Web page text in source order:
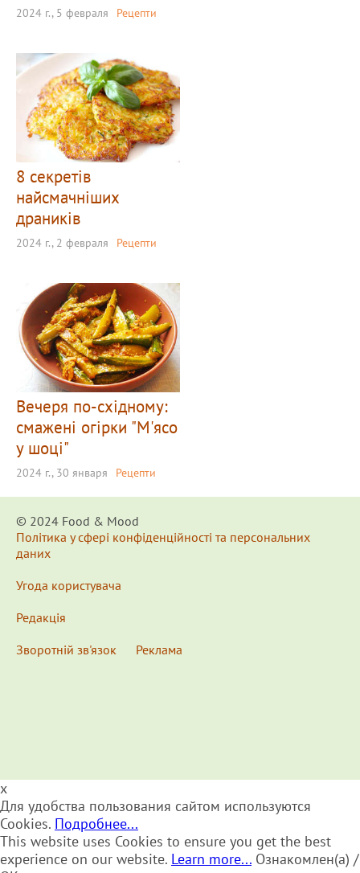
2024 г., 5 февраля Рецепти
8 секретів
найсмачніших
драників
2024 г., 2 февраля Рецепти
Вечеря по-східному:
смажені огірки "М'ясо
у шоці"
2024 г., 30 января Рецепти
© 2024 Food & Мood
Політика у сфері конфіденційності та персональних
даних
Угода користувача
Редакція
Зворотній зв'язок
Реклама
x
Для удобства пользования сайтом используются
Cookies. Подробнее...
This website uses Cookies to ensure you get the best
experience on our website. Learn more... Ознакомлен(а) /